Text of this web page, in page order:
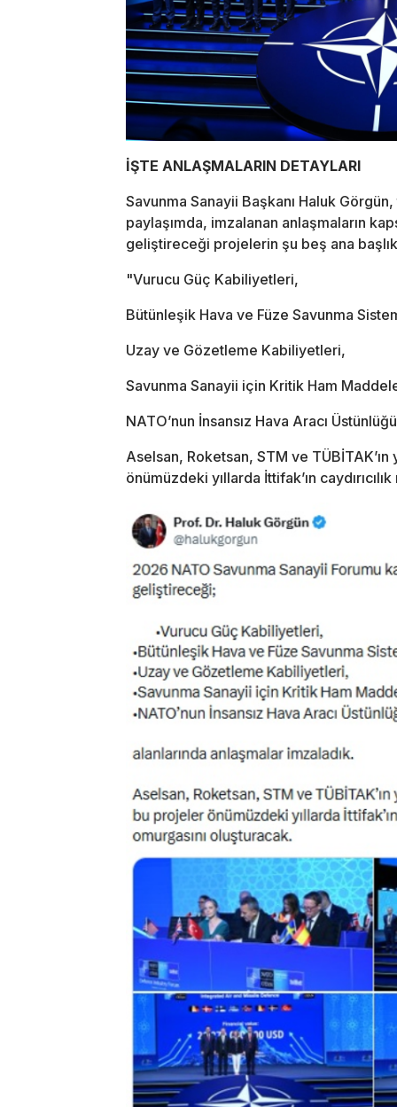
İŞTE ANLAŞMALARIN DETAYLARI
Savunma Sanayii Başkanı Haluk
paylaşımda, imzalanan anlaşmaların
geliştireceği projelerin şu beş ana başlık
"Vurucu Güç Kabiliyetleri,
Bütünleşik Hava ve Füze Savunma
Uzay ve Gözetleme Kabiliyetleri,
Savunma Sanayii için Kritik Ham
NATO’nun İnsansız Hava Aracı
Aselsan, Roketsan, STM ve
önümüzdeki yıllarda İttifak’ın